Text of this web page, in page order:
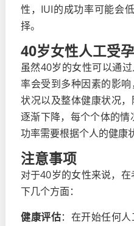
性，IUI的成功率可能会
择。
40岁女性人工受
虽然40岁的女性可以通
率会受到多种因素的影
状况以及整体健康状况
逐渐下降，每个个体的
功率需要根据个人的健康
注意事项
对于40岁的女性来说，
下几个方面：
健康评估：在开始任何